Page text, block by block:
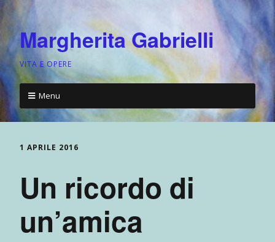
Margherita Gabrielli
VITA E OPERE
Menu
1 APRILE 2016
Un ricordo di
un’amica